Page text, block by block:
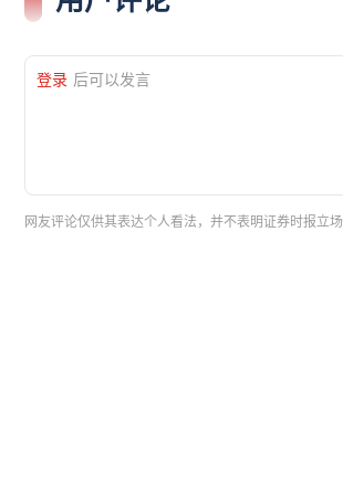
登录 后可以发言
网友评论仅供其表达个人看法，并不表明证券时报立场